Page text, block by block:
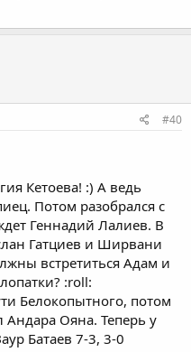
#40
Кетоева! :) А ведь
Потом разобрался с
Геннадий Лалиев. В
Гатциев и Ширвани
встретиться Адам и
:roll:
Белокопытного, потом
Ояна. Теперь у
Батаев 7-3, 3-0